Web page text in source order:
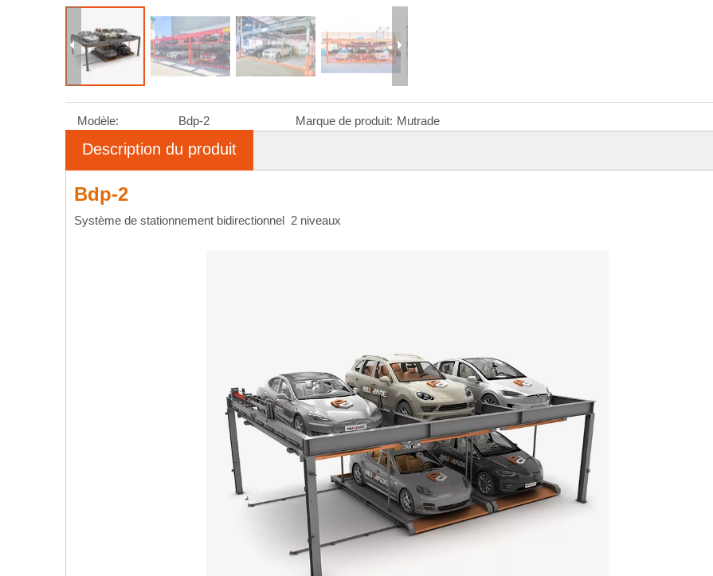
Modèle: Bdp-2 Marque de produit: Mutrade
Description du produit
Bdp-2
Système de stationnement bidirectionnel 2 niveaux